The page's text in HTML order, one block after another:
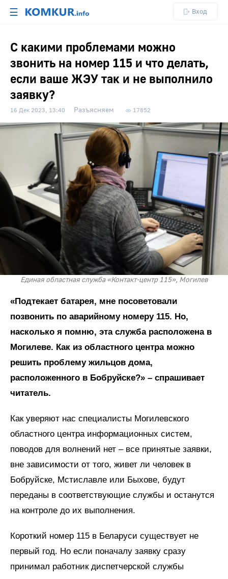
☰ Вход
С какими проблемами можно
звонить на номер 115 и что делать,
если ваше ЖЭУ так и не выполнило
заявку?
16 Дек 2023, 13:40 Разъясняем 17852
Единая областная служба «Контакт-центр 115», Могилев
«Подтекает батарея, мне посоветовали
позвонить по аварийному номеру 115. Но,
насколько я помню, эта служба расположена в
Могилеве. Как из областного центра можно
решить проблему жильцов дома,
расположенного в Бобруйске?» – спрашивает
читатель.
Как уверяют нас специалисты Могилевского
областного центра информационных систем,
поводов для волнений нет – все принятые заявки,
вне зависимости от того, живет ли человек в
Бобруйске, Мстиславле или Быхове, будут
переданы в соответствующие службы и останутся
на контроле до их выполнения.
Короткий номер 115 в Беларуси существует не
первый год. Но если поначалу заявку сразу
принимал работник диспетчерской службы